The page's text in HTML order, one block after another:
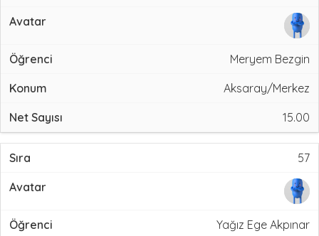
Meryem Bezgin
Aksaray/Merkez
15.00
57
Yağız Ege Akpınar